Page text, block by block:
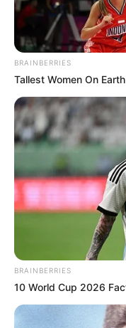
Financeiro está sendo
BRAINBERRIES
Tallest Women On
BRAINBERRIES
10 World Cup 2026